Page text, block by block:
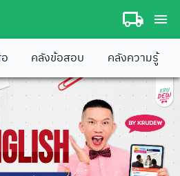
คลังข้อสอบ คลังความรู้